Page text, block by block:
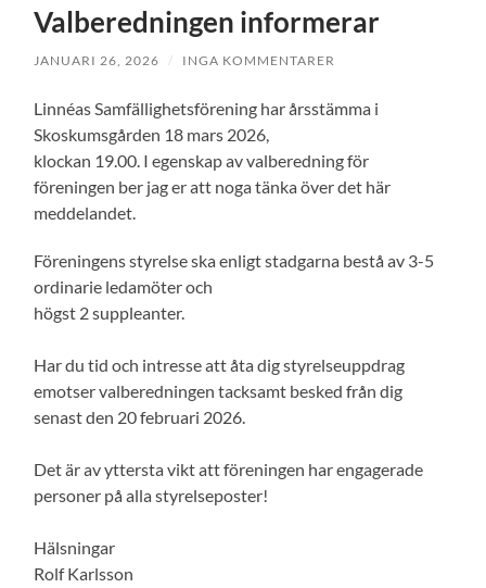
Valberedningen informerar
JANUARI 26, 2026 / INGA KOMMENTARER
Linnéas Samfällighetsförening har årsstämma i
Skoskumsgården 18 mars 2026,
klockan 19.00. I egenskap av valberedning för
föreningen ber jag er att noga tänka över det här
meddelandet.
Föreningens styrelse ska enligt stadgarna bestå av 3-5
ordinarie ledamöter och
högst 2 suppleanter.
Har du tid och intresse att åta dig styrelseuppdrag
emotser valberedningen tacksamt besked från dig
senast den 20 februari 2026.
Det är av yttersta vikt att föreningen har engagerade
personer på alla styrelseposter!
Hälsningar
Rolf Karlsson